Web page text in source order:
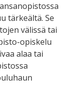
tärkeältä. Se
välissä tai
opiskelu
alaa tai